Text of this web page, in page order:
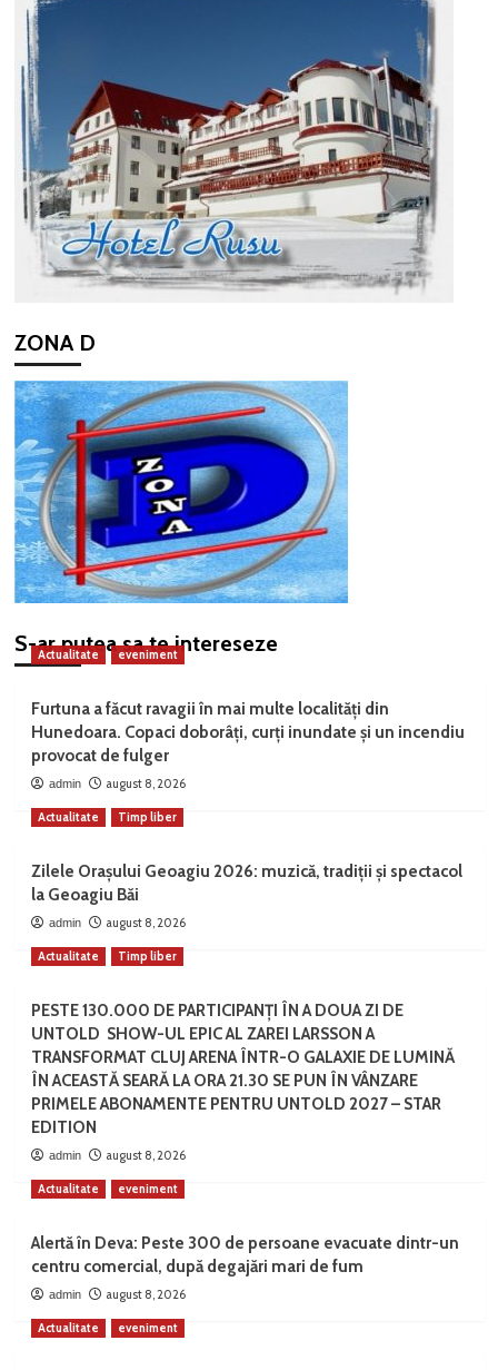
ZONA D
S-ar putea sa te intereseze
Actualitate eveniment
Furtuna a făcut ravagii în mai multe localități din
Hunedoara. Copaci doborâți, curți inundate și un incendiu
provocat de fulger
admin august 8, 2026
Actualitate Timp liber
Zilele Orașului Geoagiu 2026: muzică, tradiții și spectacol
la Geoagiu Băi
admin august 8, 2026
Actualitate Timp liber
PESTE 130.000 DE PARTICIPANȚI ÎN A DOUA ZI DE
UNTOLD SHOW-UL EPIC AL ZAREI LARSSON A
TRANSFORMAT CLUJ ARENA ÎNTR-O GALAXIE DE LUMINĂ
ÎN ACEASTĂ SEARĂ LA ORA 21.30 SE PUN ÎN VÂNZARE
PRIMELE ABONAMENTE PENTRU UNTOLD 2027 – STAR
EDITION
admin august 8, 2026
Actualitate eveniment
Alertă în Deva: Peste 300 de persoane evacuate dintr-un
centru comercial, după degajări mari de fum
admin august 8, 2026
Actualitate eveniment